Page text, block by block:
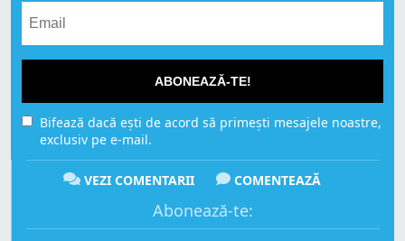
ABONEAZĂ-TE!
Bifează dacă ești de acord să primești mesajele noastre,
exclusiv pe e-mail.
VEZI COMENTARII COMENTEAZĂ
Abonează-te: